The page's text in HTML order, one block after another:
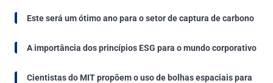
Este será um ótimo ano para o setor de captura de carbono
A importância dos princípios ESG para o mundo corporativo
Cientistas do MIT propõem o uso de bolhas espaciais para